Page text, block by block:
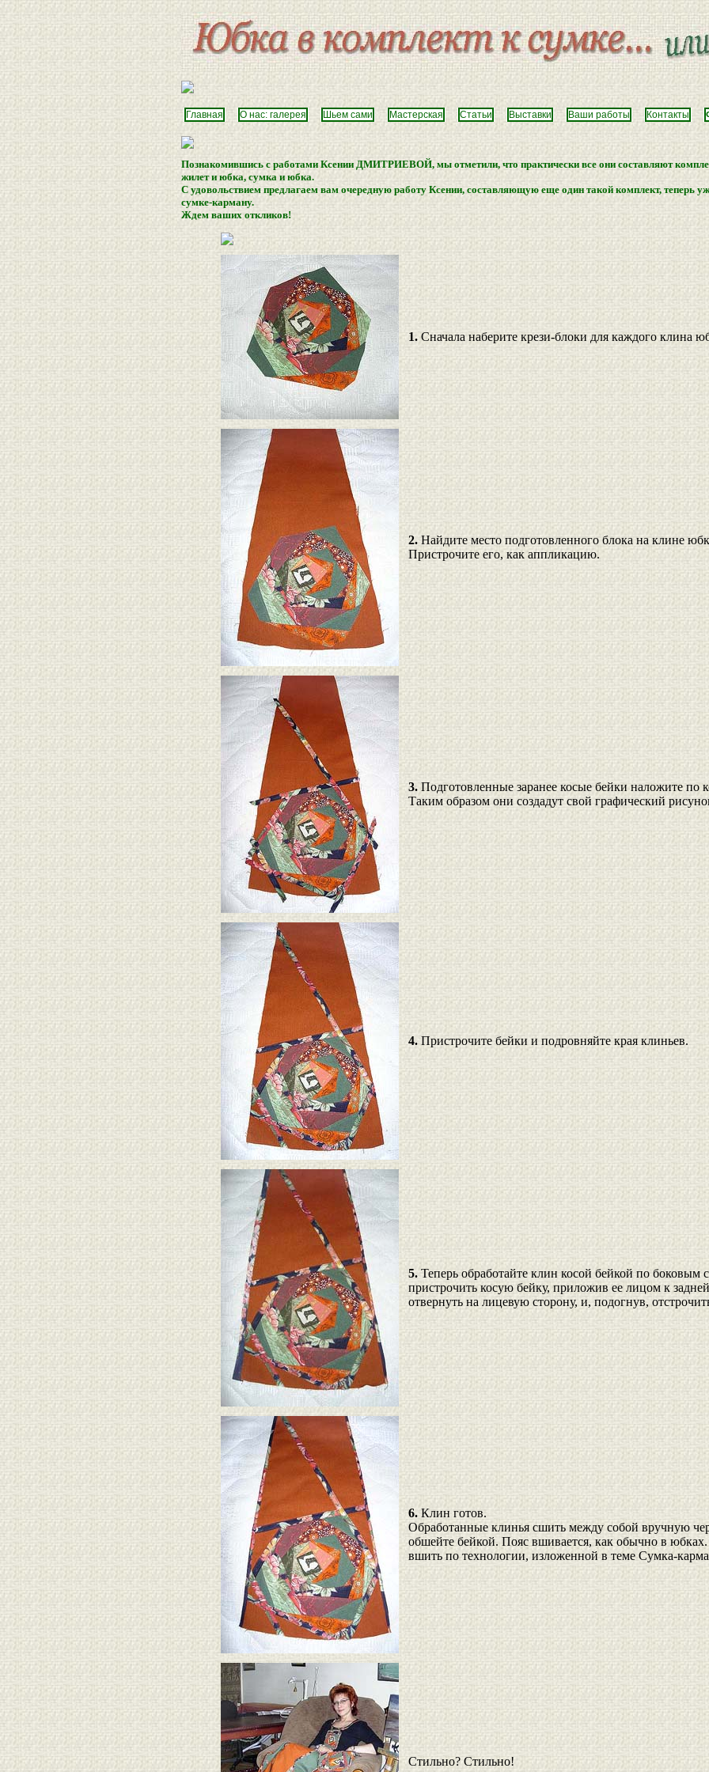
Главная О нас: галерея Шьем сами Мастерская Статьи Выставки Ваши работы Контакты
Познакомившись с работами Ксении ДМИТРИЕВОЙ, мы отметили, что практически все они составляют
жилет и юбка, сумка и юбка.
С удовольствием предлагаем вам очередную работу Ксении, составляющую еще один такой комплект, теперь
сумке-карману.
Ждем ваших откликов!
1.Сначала наберите крези-блоки для каждого клина
2. Найдите место подготовленного блока на клине
Пристрочите его, как аппликацию.
3.Подготовленные заранее косые бейки наложите по
Таким образом они создадут свой графический
4.Пристрочите бейки и подровняйте края клиньев.
5. Теперь обработайте клин косой бейкой по боковым
пристрочить косую бейку, приложив ее лицом к
отвернуть на лицевую сторону, и, подогнув,
6. Клин готов.
Обработанные клинья сшить между собой вручную
обшейте бейкой. Пояс вшивается, как обычно в
вшить по технологии, изложенной в теме Сумка-
Стильно? Стильно!